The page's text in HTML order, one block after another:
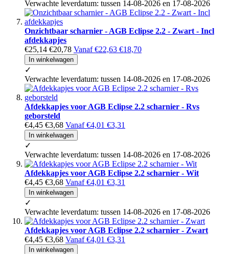
Verwachte leverdatum: tussen 14-08-2026 en 17-08-2026
Onzichtbaar scharnier - AGB Eclipse 2.2 - Zwart - Incl
afdekkapjes
€25,14 €20,78 Vanaf €22,63 €18,70
In winkelwagen
✓
Verwachte leverdatum: tussen 14-08-2026 en 17-08-2026
Afdekkapjes voor AGB Eclipse 2.2 scharnier - Rvs
geborsteld
€4,45 €3,68 Vanaf €4,01 €3,31
In winkelwagen
✓
Verwachte leverdatum: tussen 14-08-2026 en 17-08-2026
Afdekkapjes voor AGB Eclipse 2.2 scharnier - Wit
€4,45 €3,68 Vanaf €4,01 €3,31
In winkelwagen
✓
Verwachte leverdatum: tussen 14-08-2026 en 17-08-2026
Afdekkapjes voor AGB Eclipse 2.2 scharnier - Zwart
€4,45 €3,68 Vanaf €4,01 €3,31
In winkelwagen